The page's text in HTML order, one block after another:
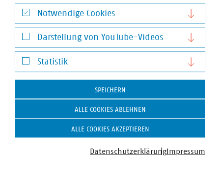
Notwendige Cookies
Notwendige Cookies
Darstellung von YouTube-Videos
Darstellung von YouTube-Videos
Statistik
Statistik
SPEICHERN
ALLE COOKIES ABLEHNEN
ALLE COOKIES AKZEPTIEREN
DatenschutzerklärungImpressum